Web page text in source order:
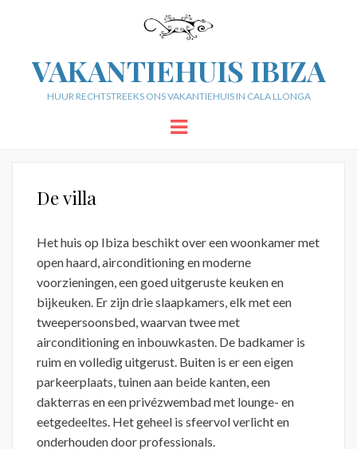
VAKANTIEHUIS IBIZA
HUUR RECHTSTREEKS ONS VAKANTIEHUIS IN CALA LLONGA
Menu
De villa
Het huis op Ibiza beschikt over een woonkamer met
open haard, airconditioning en moderne
voorzieningen, een goed uitgeruste keuken en
bijkeuken. Er zijn drie slaapkamers, elk met een
tweepersoonsbed, waarvan twee met
airconditioning en inbouwkasten. De badkamer is
ruim en volledig uitgerust. Buiten is er een eigen
parkeerplaats, tuinen aan beide kanten, een
dakterras en een privézwembad met lounge- en
eetgedeeltes. Het geheel is sfeervol verlicht en
onderhouden door professionals.